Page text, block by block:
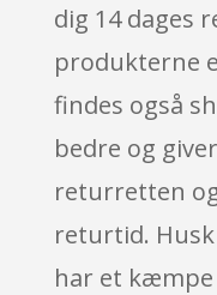
dig 14 dages
produkterne
findes også
bedre og
returretten
returtid.
har et